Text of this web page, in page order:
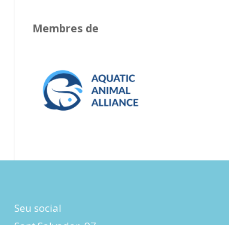
Membres de
Seu social